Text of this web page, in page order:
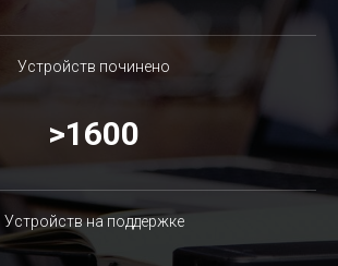
Устройств починено
>1600
Устройств на поддержке